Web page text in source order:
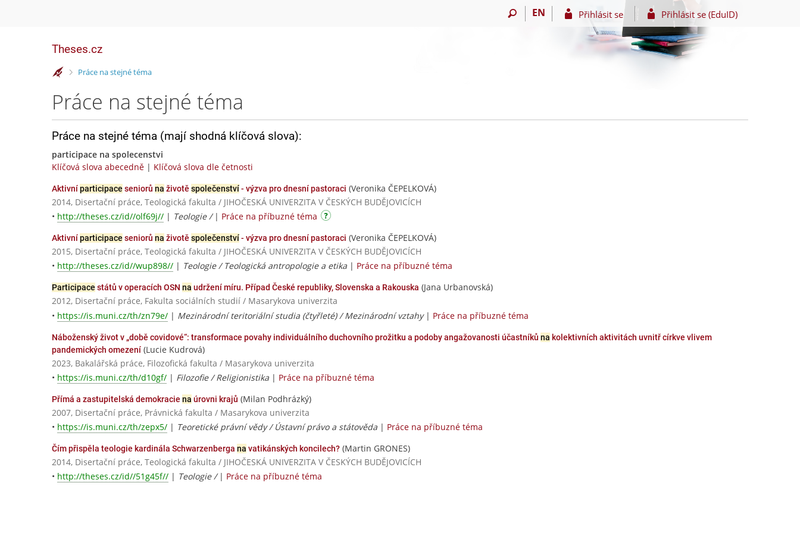
EN Přihlásit se Přihlásit se (EduID)
Theses.cz
>Práce na stejné téma
Práce na stejné téma
Práce na stejné téma (mají shodná klíčová slova):
participace na spolecenstvi
Klíčová slova abecedně | Klíčová slova dle četnosti
Aktivníparticipace seniorů na životě společenství- výzva pro dnesní pastoraci (Veronika ČEPELKOVÁ)
2014, Disertační práce, Teologická fakulta / JIHOČESKÁ UNIVERZITA V ČESKÝCH BUDĚJOVICÍCH
• http://theses.cz/id//olf69j// | Teologie / | Práce na příbuzné téma
Aktivníparticipace seniorů na životě společenství- výzva pro dnesní pastoraci (Veronika ČEPELKOVÁ)
2015, Disertační práce, Teologická fakulta / JIHOČESKÁ UNIVERZITA V ČESKÝCH BUDĚJOVICÍCH
• http://theses.cz/id//wup898// | Teologie / Teologická antropologie a etika | Práce na příbuzné téma
Participace států v operacích OSN na udržení míru. Případ České republiky, Slovenska a Rakouska (Jana Urbanovská)
2012, Disertační práce, Fakulta sociálních studií / Masarykova univerzita
• https://is.muni.cz/th/zn79e/ | Mezinárodní teritoriální studia (čtyřleté) / Mezinárodní vztahy| Práce na příbuzné téma
Náboženský život v „době covidové“: transformace povahy individuálního duchovního prožitku a podoby angažovanosti účastníků na kolektivních aktivitách uvnitř církve vlivem
pandemických omezení (Lucie Kudrová)
2023, Bakalářská práce, Filozofická fakulta / Masarykova univerzita
• https://is.muni.cz/th/d10gf/ | Filozofie / Religionistika | Práce na příbuzné téma
Přímá a zastupitelská demokracie na úrovni krajů (Milan Podhrázký)
2007, Disertační práce, Právnická fakulta / Masarykova univerzita
• https://is.muni.cz/th/zepx5/ | Teoretické právní vědy / Ústavní právo a státověda | Práce na příbuzné téma
Čím přispěla teologie kardinála Schwarzenberga na vatikánských koncilech? (Martin GRONES)
2014, Disertační práce, Teologická fakulta / JIHOČESKÁ UNIVERZITA V ČESKÝCH BUDĚJOVICÍCH
• http://theses.cz/id//51g45f// | Teologie / | Práce na příbuzné téma